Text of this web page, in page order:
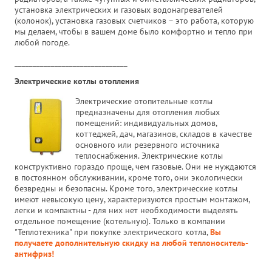
установка электрических и газовых водонагревателей
(колонок), установка газовых счетчиков – это работа, которую
мы делаем, чтобы в вашем доме было комфортно и тепло при
любой погоде.
Электрические котлы отопления
Электрические отопительные котлы
предназначены для отопления любых
помещений: индивидуальных домов,
коттеджей, дач, магазинов, складов в качестве
основного или резервного источника
теплоснабжения. Электрические котлы
конструктивно гораздо проще, чем газовые. Они не нуждаются
в постоянном обслуживании, кроме того, они экологически
безвредны и безопасны. Кроме того, электрические котлы
имеют невысокую цену, характеризуются простым монтажом,
легки и компактны - для них нет необходимости выделять
отдельное помещение (котельную). Только в компании
"Теплотехника" при покупке электрического котла,Вы
получаете дополнительную скидку на любой теплоноситель-
антифриз!